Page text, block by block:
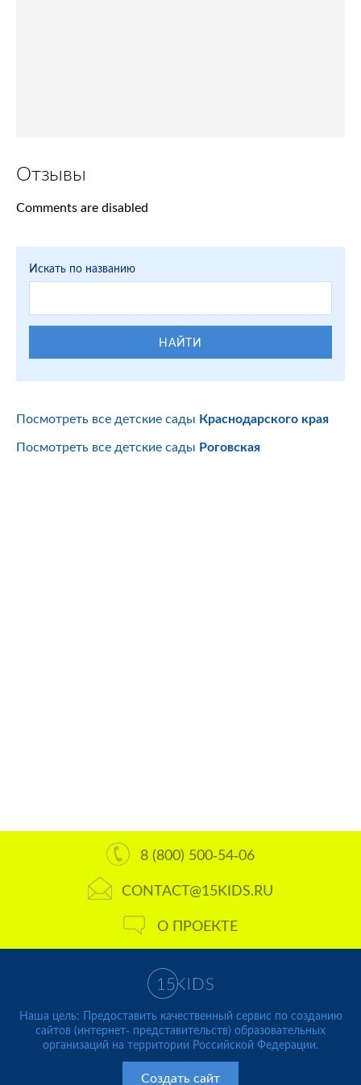
Отзывы
Comments are disabled
Искать по названию
НАЙТИ
Посмотреть все детские сады Краснодарского края
Посмотреть все детские сады Роговская
8 (800) 500-54-06
CONTACT@15KIDS.RU
О ПРОЕКТЕ
Наша цель: Предоставить качественный сервис по созданию
сайтов (интернет- представительств) образовательных
организаций на территории Российской Федерации.
Создать сайт